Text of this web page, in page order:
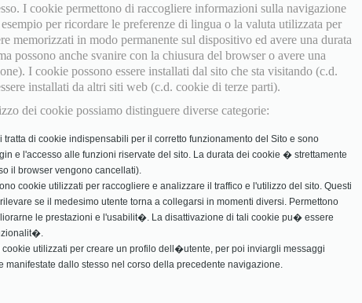
I cookie permettono di raccogliere informazioni sulla navigazione
per ricordare le preferenze di lingua o la valuta utilizzata per
memorizzati in modo permanente sul dispositivo ed avere una durata
possono anche svanire con la chiusura del browser o avere una
I cookie possono essere installati dal sito che sta visitando (c.d.
installati da altri siti web (c.d. cookie di terze parti).
dei cookie possiamo distinguere diverse categorie:
tratta di cookie indispensabili per il corretto funzionamento del Sito e sono
e l'accesso alle funzioni riservate del sito. La durata dei cookie � strettamente
il browser vengono cancellati).
cookie utilizzati per raccogliere e analizzare il traffico e l'utilizzo del sito. Questi
se il medesimo utente torna a collegarsi in momenti diversi. Permettono
le prestazioni e l'usabilit�. La disattivazione di tali cookie pu� essere
utilizzati per creare un profilo dell�utente, per poi inviargli messaggi
manifestate dallo stesso nel corso della precedente navigazione.